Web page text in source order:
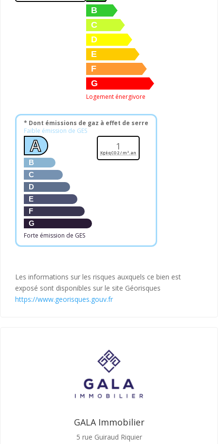
B
C
D
E
F
G
Logement énergivore
* Dont émissions de gaz à effet de serre
Faible émission de GES
A
B
C
D
E
F
G
Forte émission de GES
1
KgéqCO2 / m².an
Les informations sur les risques auxquels ce bien est
exposé sont disponibles sur le site Géorisques
https://www.georisques.gouv.fr
GALA Immobilier
5 rue Guiraud Riquier